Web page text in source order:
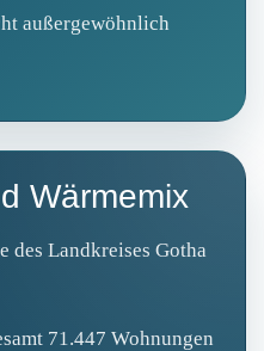
außergewöhnlich
Wärmemix
des Landkreises Gotha
71.447 Wohnungen